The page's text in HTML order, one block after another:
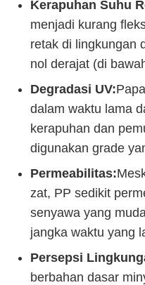
Kerapuhan Suhu
menjadi kurang
retak di lingkungan
nol derajat (di
Degradasi UV:
dalam waktu lama
kerapuhan dan
digunakan grade
Permeabilitas:
zat, PP sedikit
senyawa yang
jangka waktu yang
Persepsi
berbahan dasar